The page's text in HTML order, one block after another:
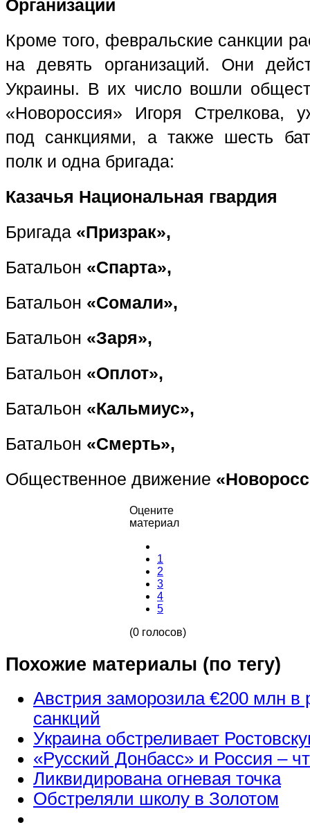
Организации
Кроме того, февральские санкции
на девять организаций. Они
Украины. В их число вошли
«Новороссия» Игоря Стрелкова,
под санкциями, а также шесть
полк и одна бригада:
Казачья Национальная гвардия
Бригада «Призрак»,
Батальон «Спарта»,
Батальон «Сомали»,
Батальон «Заря»,
Батальон «Оплот»,
Батальон «Кальмиус»,
Батальон «Смерть»,
Общественное движение
Оцените
материал
1
2
3
4
5
(0 голосов)
Похожие материалы (по тегу)
Австрия заморозила €200 млн в
санкций
Украина обстреливает
«Русский Донбасс» и Россия –
Ликвидирована огневая точка
Обстреляли школу в Золотом